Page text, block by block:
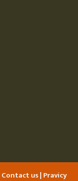
Contact us| Pravicy